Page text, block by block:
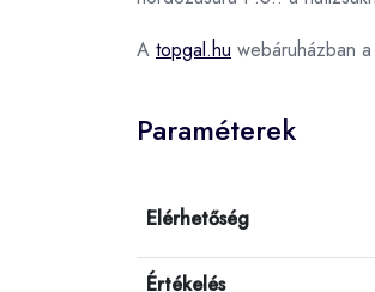
A topgal.hu webáruházban a
Paraméterek
Elérhetőség
Értékelés